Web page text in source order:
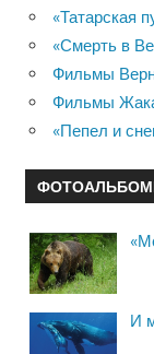
«Татарская
«Смерть в
Фильмы
Фильмы
«Пепел и
И